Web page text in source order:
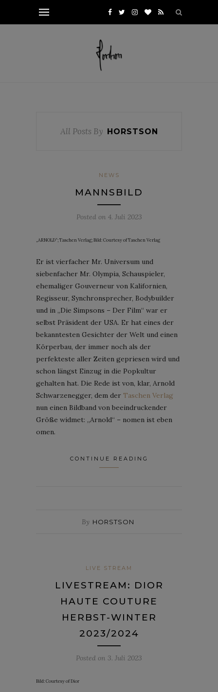
All Posts By HORSTSON
NEWS
MANNSBILD
Posted on 4. Juli 2023
„ARNOLD“; Taschen Verlag; Bild: Courtesy of Taschen Verlag
Er ist vierfacher Mr. Universum und
siebenfacher Mr. Olympia, Schauspieler,
ehemaliger Gouverneur von Kalifornien,
Regisseur, Synchronsprecher, Bodybuilder
und in „Die Simpsons – Der Film“ war er
selbst Präsident der USA. Er hat eines der
bekanntesten Gesichter der Welt und einen
Körperbau, der immer noch als der
perfekteste aller Zeiten gepriesen wird und
schon längst Einzug in die Popkultur
gehalten hat. Die Rede ist von, klar, Arnold
Schwarzenegger, dem der Taschen Verlag
nun einen Bildband von beeindruckender
Größe widmet: „Arnold“ – nomen ist eben
omen.
CONTINUE READING
By HORSTSON
LIVE STREAM
LIVESTREAM: DIOR
HAUTE COUTURE
HERBST-WINTER
2023/2024
Posted on 3. Juli 2023
Bild: Courtesy of Dior